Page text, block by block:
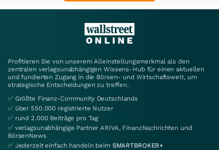
Profitieren Sie von unserem Alleinstellungsmerkmal als den
zentralen verlagsunabhängigen Wissens-Hub für einen aktuellen
und fundierten Zugang in die Börsen- und Wirtschaftswelt, um
strategische Entscheidungen zu treffen.
✅ Größte Finanz-Community Deutschlands
✅ über 550.000 registrierte Nutzer
✅ rund 2.000 Beiträge pro Tag
✅ verlagsunabhängige Partner ARIVA, FinanzNachrichten und
BörsenNews
✅ Jederzeit einfach handeln beim SMARTBROKER+